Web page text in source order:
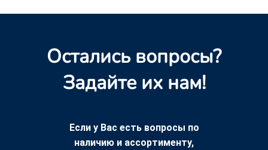
Остались вопросы?
Задайте их нам!
Если у Вас есть вопросы по
наличию и ассортименту,